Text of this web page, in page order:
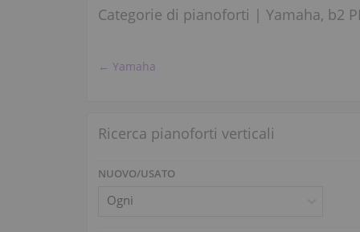
Categorie di pianoforti | Yamaha, b2
← Yamaha
Ricerca pianoforti verticali
NUOVO/USATO